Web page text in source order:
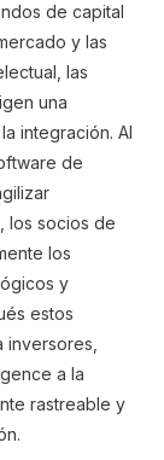
de capital
y las
las
una
integración. Al
de
los socios de
los
y
estos
a la
rastreable y